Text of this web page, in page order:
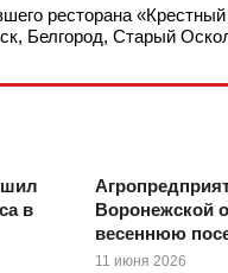
ресторана «Крестный
Белгород, Старый
в
Воронежской
весеннюю
11 июня 2026